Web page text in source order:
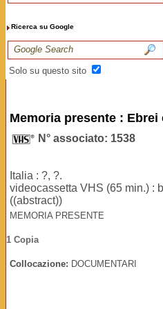
Ricerca su Google
Solo su questo sito
Memoria presente :
N° associato: 1538
Italia : ?, ?.
videocassetta VHS (65 min.) :
((abstract))
MEMORIA PRESENTE
1 Copia
Collocazione: DOCUMENTARI